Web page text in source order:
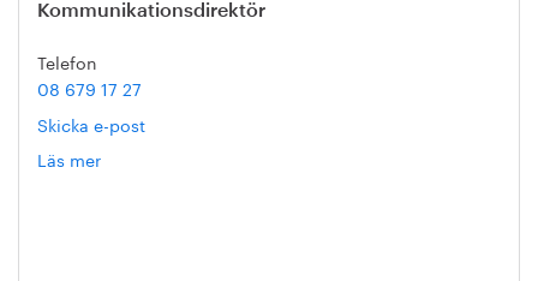
Kommunikationsdirektör
Telefon
08 679 17 27
Skicka e-post
Läs mer